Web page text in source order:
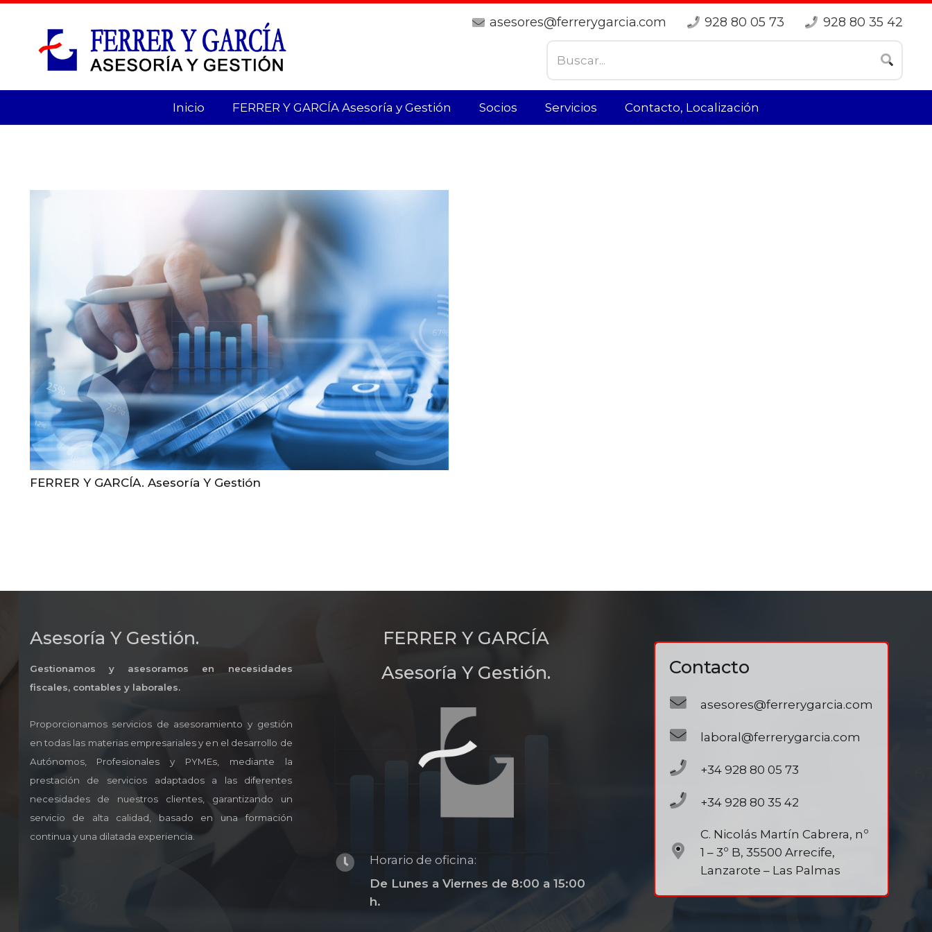
asesores@ferrerygarcia.com 928 80 05 73 928 80 35 42
Inicio FERRER Y GARCÍA Asesoría y Gestión Socios Servicios Contacto, Localización
FERRER Y GARCÍA. Asesoría Y Gestión
Asesoría Y Gestión.
Gestionamos y asesoramos en necesidades
fiscales, contables y laborales.
Proporcionamos servicios de asesoramiento y gestión
en todas las materias empresariales y en el desarrollo de
Autónomos, Profesionales y PYMEs, mediante la
prestación de servicios adaptados a las diferentes
necesidades de nuestros clientes, garantizando un
servicio de alta calidad, basado en una formación
continua y una dilatada experiencia.
FERRER Y GARCÍA
Asesoría Y Gestión.
Horario de oficina:
De Lunes a Viernes de 8:00 a 15:00
h.
Contacto
asesores@ferrerygarcia.com
laboral@ferrerygarcia.com
+34 928 80 05 73
+34 928 80 35 42
C. Nicolás Martín Cabrera, nº
1 – 3º B, 35500 Arrecife,
Lanzarote – Las Palmas